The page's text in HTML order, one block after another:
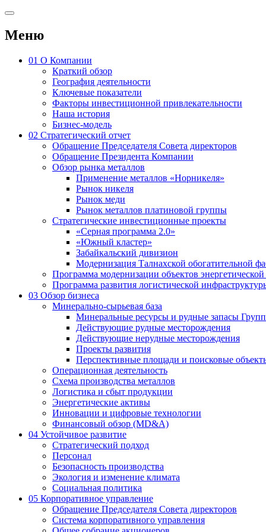
Меню
01 О Компании
Краткий обзор
География деятельности
Ключевые показатели
Факторы инвестиционной привлекательности
Наша история
Бизнес-модель
02 Стратегический отчет
Обращение Председателя Совета директоров
Обращение Президента Компании
Обзор рынка металлов
Применение металлов «Норникеля»
Рынок никеля
Рынок меди
Рынок металлов платиновой группы
Стратегические инвестиционные проекты
«Серная программа 2.0»
«Южный кластер»
Забайкальский дивизион
Модернизация Талнахской обогатительной
Программа модернизации объектов
Программа развития логистической
03 Обзор бизнеса
Минерально-сырьевая база
Минеральные ресурсы и рудные запасы
Действующие рудные месторождения
Действующие нерудные месторождения
Проекты развития
Перспективные площади и поисковые
Операционная деятельность
Схема производства металлов
Логистика и сбыт продукции
Энергетические активы
Инновации и цифровые технологии
Финансовый обзор (MD&A)
04 Устойчивое развитие
Стратегический подход
Персонал
Безопасность производства
Экология и изменение климата
Социальная политика
05 Корпоративное управление
Обращение Председателя Совета директоров
Система корпоративного управления